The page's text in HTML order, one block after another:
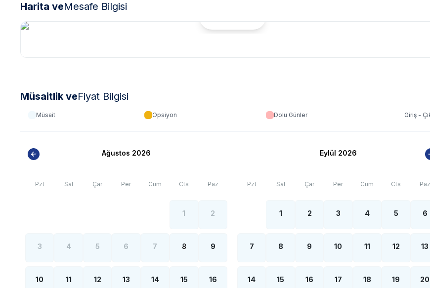
Harita veMesafe Bilgisi
Müsaitlik veFiyat Bilgisi
Müsait Opsiyon Dolu Günler Giriş -
Ağustos 2026
Pzt Sal Çar Per Cum Cts Paz
1 2
3 4 5 6 7 8 9
10 11 12 13 14 15 16
Eylül 2026
Pzt Sal Çar Per Cum Cts Paz
1 2 3 4 5 6
7 8 9 10 11 12 13
14 15 16 17 18 19 20